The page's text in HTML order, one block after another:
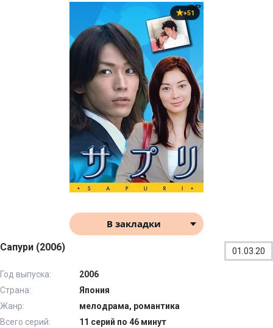
+51
В закладки
Сапури (2006) 01.03.20
Год выпуска:
2006
Страна:
Япония
Жанр:
мелодрама, романтика
Всего серий:
11 серий по 46 минут